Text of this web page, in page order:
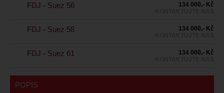
FDJ - Suez 56
134 000,- Kč
FDJ - Suez 58
134 000,- Kč
FDJ - Suez 61
134 000,- Kč
POPIS